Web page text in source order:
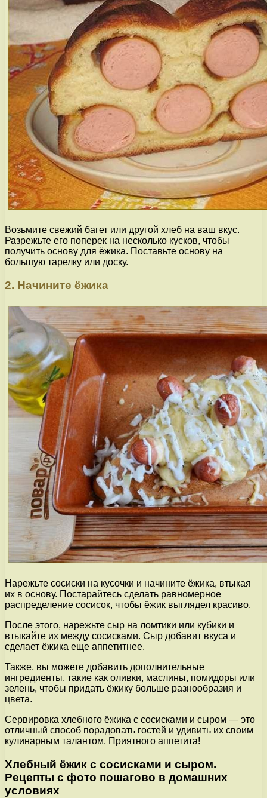
Возьмите свежий багет или другой хлеб на ваш вкус.
Разрежьте его поперек на несколько кусков, чтобы
получить основу для ёжика. Поставьте основу на
большую тарелку или доску.
2. Начините ёжика
Нарежьте сосиски на кусочки и начините ёжика, втыкая
их в основу. Постарайтесь сделать равномерное
распределение сосисок, чтобы ёжик выглядел красиво.
После этого, нарежьте сыр на ломтики или кубики и
втыкайте их между сосисками. Сыр добавит вкуса и
сделает ёжика еще аппетитнее.
Также, вы можете добавить дополнительные
ингредиенты, такие как оливки, маслины, помидоры или
зелень, чтобы придать ёжику больше разнообразия и
цвета.
Сервировка хлебного ёжика с сосисками и сыром — это
отличный способ порадовать гостей и удивить их своим
кулинарным талантом. Приятного аппетита!
Хлебный ёжик с сосисками и сыром.
Рецепты с фото пошагово в домашних
условиях